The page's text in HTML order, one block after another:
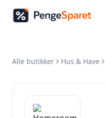
Alle butikker Hus & Have